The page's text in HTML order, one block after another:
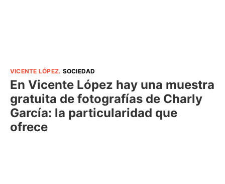
VICENTE LÓPEZ. SOCIEDAD
En Vicente López hay una muestra
gratuita de fotografías de Charly
García: la particularidad que
ofrece